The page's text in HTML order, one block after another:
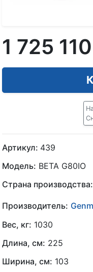
1 725 110
Артикул: 439
Модель: BETA G80IO
Страна производства:
Производитель:
Вес, кг: 1030
Длина, см: 225
Ширина, см: 103